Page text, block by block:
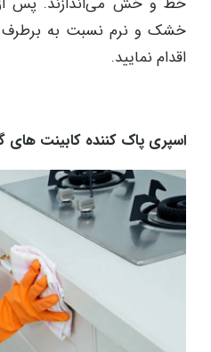
خشک و نرم نسبت به برطرف
اقدام نمایید.
اسپری پاک کننده کابینت های